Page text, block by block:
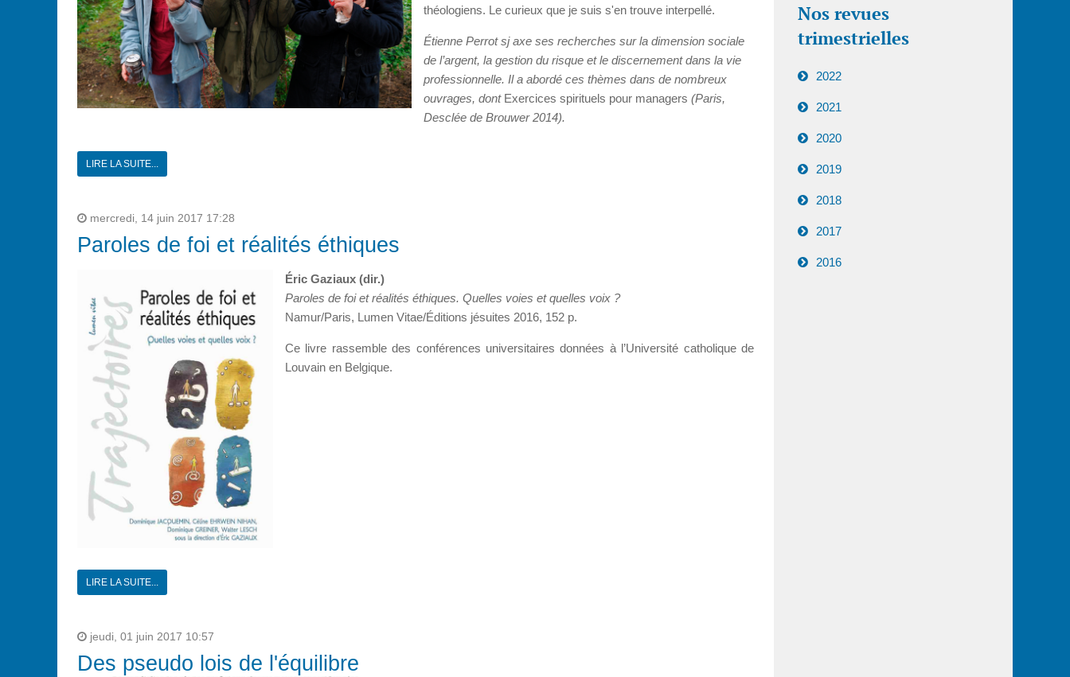
théologiens. Le curieux que je suis s'en trouve interpellé.
Étienne Perrot sj axe ses recherches sur la dimension sociale
de l’argent, la gestion du risque et le discernement dans la vie
professionnelle. Il a abordé ces thèmes dans de nombreux
ouvrages, dont Exercices spirituels pour managers (Paris,
Desclée de Brouwer 2014).
LIRE LA SUITE...
mercredi, 14 juin 2017 17:28
Paroles de foi et réalités éthiques
Éric Gaziaux (dir.)
Paroles de foi et réalités éthiques. Quelles voies et quelles voix ?
Namur/Paris, Lumen Vitae/Éditions jésuites 2016, 152 p.
Ce livre rassemble des conférences universitaires données à l’Université catholique de
Louvain en Belgique.
LIRE LA SUITE...
jeudi, 01 juin 2017 10:57
Des pseudo lois de l'équilibre
Nos revues
trimestrielles
2022
2021
2020
2019
2018
2017
2016